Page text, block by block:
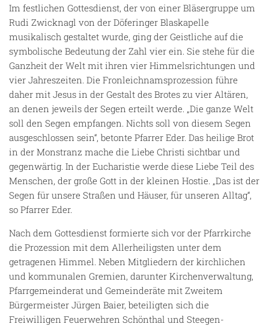
Im festlichen Gottesdienst, der von einer Bläsergruppe um
Rudi Zwicknagl von der Döferinger Blaskapelle
musikalisch gestaltet wurde, ging der Geistliche auf die
symbolische Bedeutung der Zahl vier ein. Sie stehe für die
Ganzheit der Welt mit ihren vier Himmelsrichtungen und
vier Jahreszeiten. Die Fronleichnamsprozession führe
daher mit Jesus in der Gestalt des Brotes zu vier Altären,
an denen jeweils der Segen erteilt werde. „Die ganze Welt
soll den Segen empfangen. Nichts soll von diesem Segen
ausgeschlossen sein“, betonte Pfarrer Eder. Das heilige Brot
in der Monstranz mache die Liebe Christi sichtbar und
gegenwärtig. In der Eucharistie werde diese Liebe Teil des
Menschen, der große Gott in der kleinen Hostie. „Das ist der
Segen für unsere Straßen und Häuser, für unseren Alltag“,
so Pfarrer Eder.
Nach dem Gottesdienst formierte sich vor der Pfarrkirche
die Prozession mit dem Allerheiligsten unter dem
getragenen Himmel. Neben Mitgliedern der kirchlichen
und kommunalen Gremien, darunter Kirchenverwaltung,
Pfarrgemeinderat und Gemeinderäte mit Zweitem
Bürgermeister Jürgen Baier, beteiligten sich die
Freiwilligen Feuerwehren Schönthal und Steegen-